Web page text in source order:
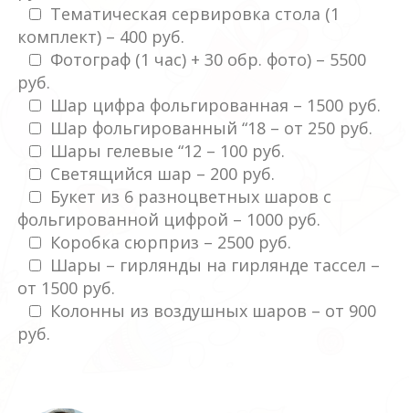
Тематическая сервировка стола (1
комплект) – 400 руб.
Фотограф (1 час) + 30 обр. фото) – 5500
руб.
Шар цифра фольгированная – 1500 руб.
Шар фольгированный “18 – от 250 руб.
Шары гелевые “12 – 100 руб.
Светящийся шар – 200 руб.
Букет из 6 разноцветных шаров с
фольгированной цифрой – 1000 руб.
Коробка сюрприз – 2500 руб.
Шары – гирлянды на гирлянде тассел –
от 1500 руб.
Колонны из воздушных шаров – от 900
руб.